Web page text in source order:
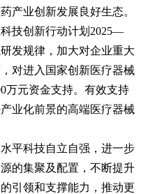
业创新发展良好生态。
技创新行动计划2025—
发规律，加大对企业重大
对进入国家创新医疗器械
万元资金支持。有效支持
业化前景的高端医疗器械
科技自立自强，进一步
的集聚及配置，不断提升
引领和支撑能力，推动更